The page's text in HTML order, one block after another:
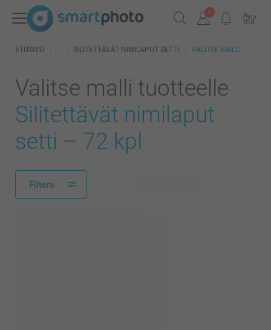
ETUSIVU SILITETTÄVÄT NIMILAPUT SETTI VALITSE MALLI
Valitse malli tuotteelle
Silitettävät nimilaput
setti – 72 kpl
Filters